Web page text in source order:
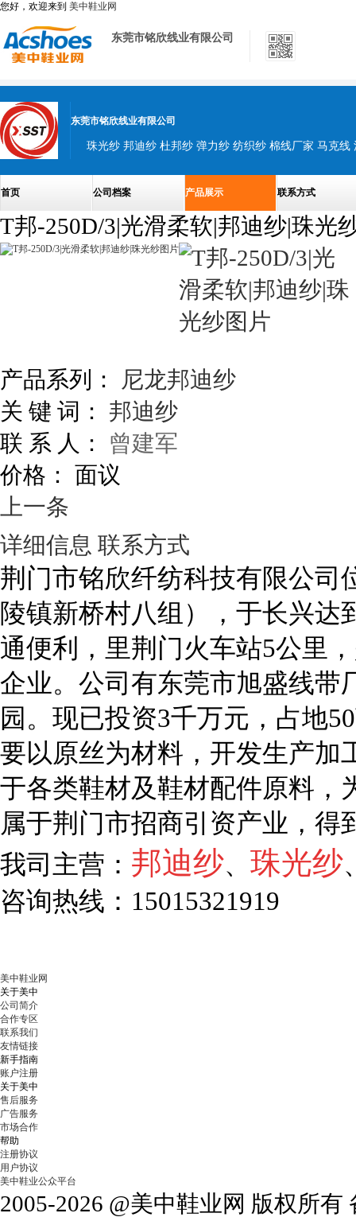
您好，欢迎来到 美中鞋业网
东莞市铭欣线业有限公司
东莞市铭欣线业有限公司
珠光纱 邦迪纱 杜邦纱 弹力纱 纺织纱 棉线厂家 马克
首页 公司档案 产品展示 联系方式
T邦-250D/3|光滑柔软|邦迪纱|珠光
产品系列：
尼龙邦迪纱
关 键 词： 邦迪纱
联 系 人：
曾建军
价格： 面议
上一条
详细信息 联系方式
荆门市铭欣纤纺科技有限公司
陵镇新桥村八组），于长兴达
通便利，里荆门火车站5公里
企业。公司有东莞市旭盛线带
园。现已投资3千万元，占地
要以原丝为材料，开发生产加
于各类鞋材及鞋材配件原料，
属于荆门市招商引资产业，
我司主营： 邦迪纱、 珠光纱
咨询热线：15015321919
美中鞋业网
关于美中
公司简介
合作专区
联系我们
友情链接
新手指南
账户注册
关于美中
售后服务
广告服务
市场合作
帮助
注册协议
用户协议
美中鞋业公众平台
2005-2026 @美中鞋业网 版权所有